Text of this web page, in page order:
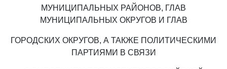
МУНИЦИПАЛЬНЫХ РАЙОНОВ, ГЛАВ
МУНИЦИПАЛЬНЫХ ОКРУГОВ И ГЛАВ
ГОРОДСКИХ ОКРУГОВ, А ТАКЖЕ ПОЛИТИЧЕСКИМИ
ПАРТИЯМИ В СВЯЗИ